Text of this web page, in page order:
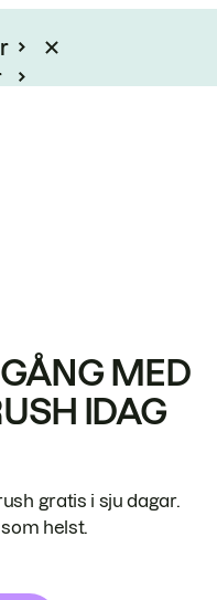
MED
IDAG
gratis i sju dagar.
helst.